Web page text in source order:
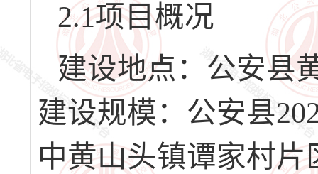
2.1项目概况
建设地点：公安县
建设规模：公安县
中黄山头镇谭家村片